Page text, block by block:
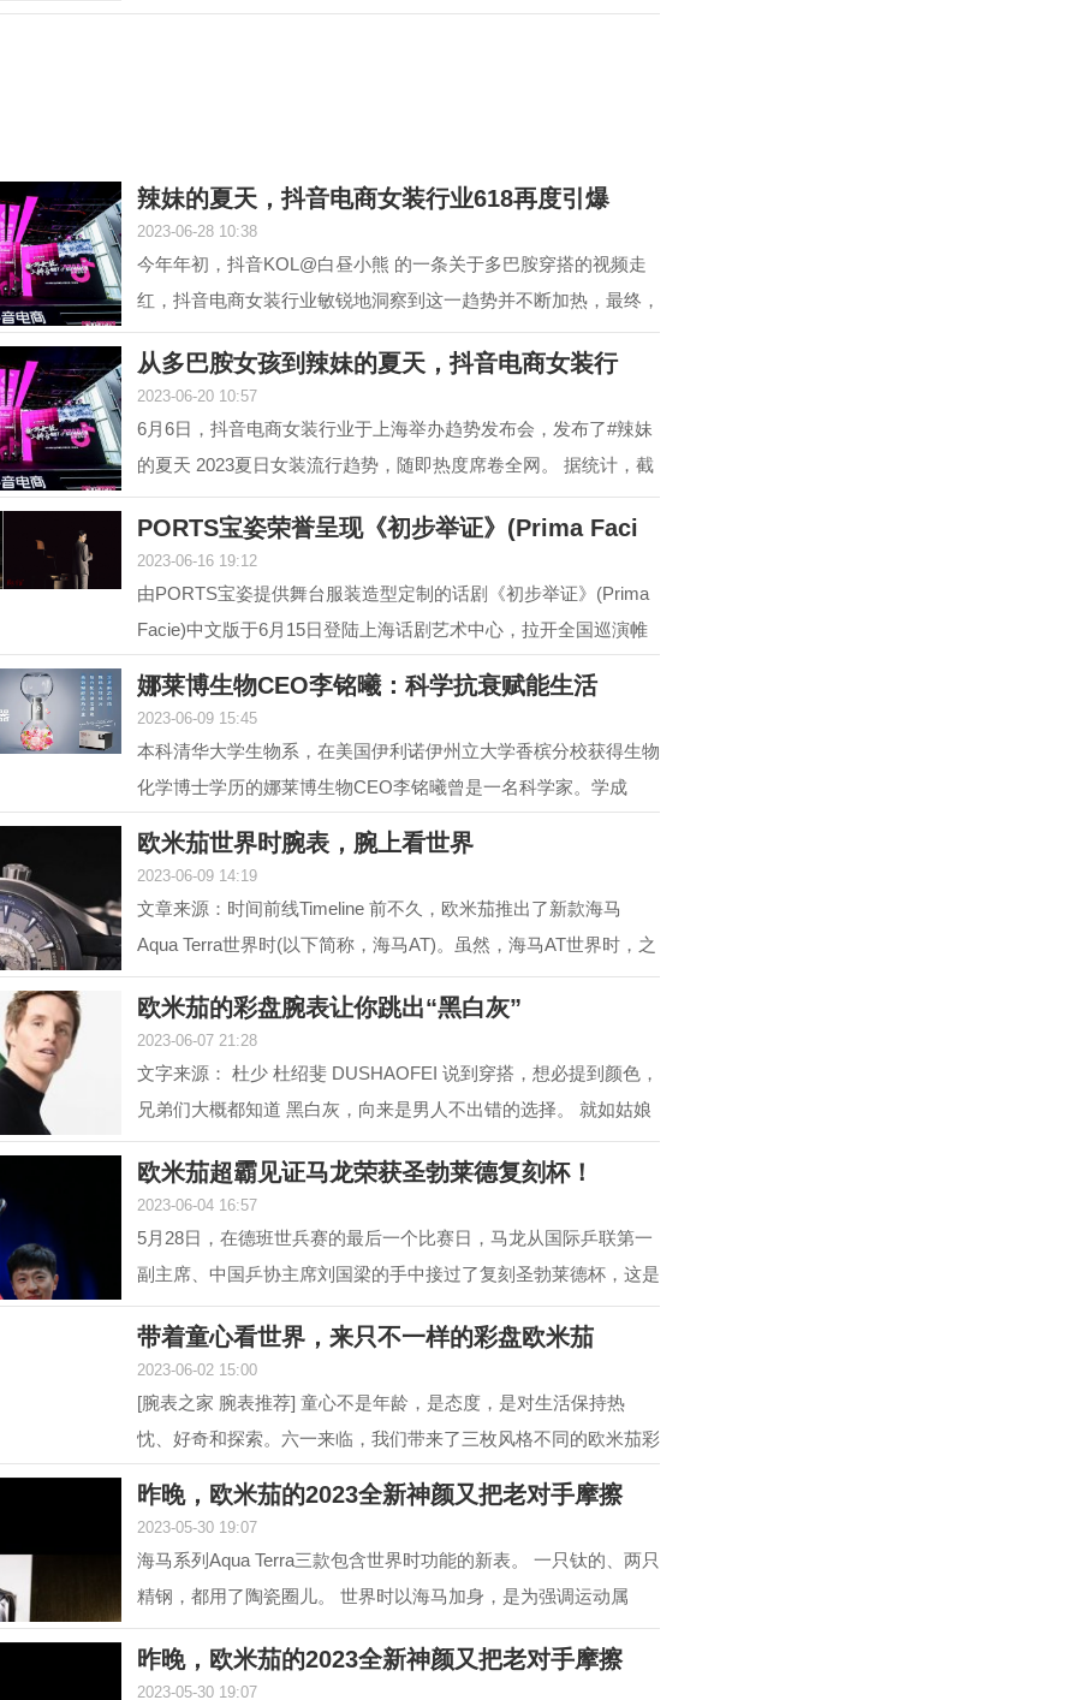
辣妹的夏天，抖音电商女装行业618再度引爆
2023-06-28 10:38
今年年初，抖音KOL@白昼小熊 的一条关于多巴胺穿搭的视频走
红，抖音电商女装行业敏锐地洞察到这一趋势并不断加热，最终，
#多巴胺女孩 ...
从多巴胺女孩到辣妹的夏天，抖音电商女装行
2023-06-20 10:57
6月6日，抖音电商女装行业于上海举办趋势发布会，发布了#辣妹
的夏天 2023夏日女装流行趋势，随即热度席卷全网。 据统计，截
至目前，#辣...
PORTS宝姿荣誉呈现《初步举证》(Prima Faci
2023-06-16 19:12
由PORTS宝姿提供舞台服装造型定制的话剧《初步举证》(Prima
Facie)中文版于6月15日登陆上海话剧艺术中心，拉开全国巡演帷
娜莱博生物CEO李铭曦：科学抗衰赋能生活
2023-06-09 15:45
本科清华大学生物系，在美国伊利诺伊州立大学香槟分校获得生物
化学博士学历的娜莱博生物CEO李铭曦曾是一名科学家。学成
欧米茄世界时腕表，腕上看世界
2023-06-09 14:19
文章来源：时间前线Timeline 前不久，欧米茄推出了新款海马
Aqua Terra世界时(以下简称，海马AT)。虽然，海马AT世界时，之
前在2017年就...
欧米茄的彩盘腕表让你跳出“黑白灰”
2023-06-07 21:28
文字来源： 杜少 杜绍斐 DUSHAOFEI 说到穿搭，想必提到颜色，
兄弟们大概都知道 黑白灰，向来是男人不出错的选择。 就如姑娘
往往形容一...
欧米茄超霸见证马龙荣获圣勃莱德复刻杯！
2023-06-04 16:57
5月28日，在德班世兵赛的最后一个比赛日，马龙从国际乒联第一
副主席、中国乒协主席刘国梁的手中接过了复刻圣勃莱德杯，这是
对他从2015...
带着童心看世界，来只不一样的彩盘欧米茄
2023-06-02 15:00
[腕表之家 腕表推荐] 童心不是年龄，是态度，是对生活保持热
忱、好奇和探索。六一来临，我们带来了三枚风格不同的欧米茄彩
昨晚，欧米茄的2023全新神颜又把老对手摩擦
2023-05-30 19:07
海马系列Aqua Terra三款包含世界时功能的新表。 一只钛的、两只
精钢，都用了陶瓷圈儿。 世界时以海马加身，是为强调运动属
性。约定俗成...
昨晚，欧米茄的2023全新神颜又把老对手摩擦
2023-05-30 19:07